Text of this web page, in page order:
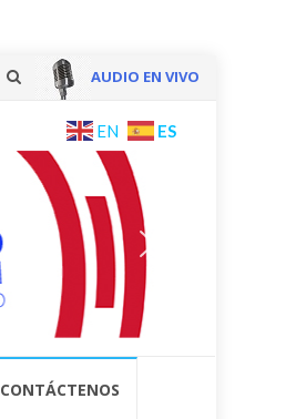
AUDIO EN VIVO
content
EN ES
CONTÁCTENOS